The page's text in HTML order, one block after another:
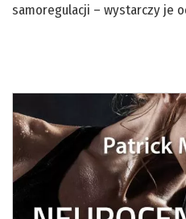
samoregulacji – wystarczy je